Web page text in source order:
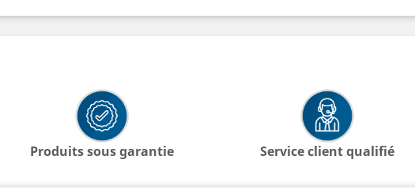
Produits sous garantie Service client qualifié